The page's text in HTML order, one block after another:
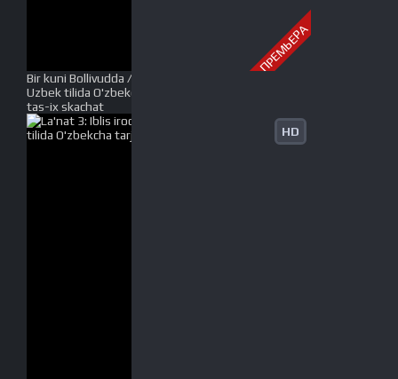
ПРЕМЬЕРА
Bir kuni Bollivudda / AK vs AK Premyera Hind kino
Uzbek tilida O'zbekcha tarjima kino 2021 Full HD
tas-ix skachat
HD